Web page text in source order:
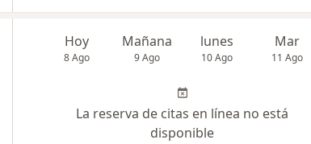
Hoy
8 Ago
Mañana
9 Ago
lunes
10 Ago
Mar
11 Ago
La reserva de citas en línea no está
disponible